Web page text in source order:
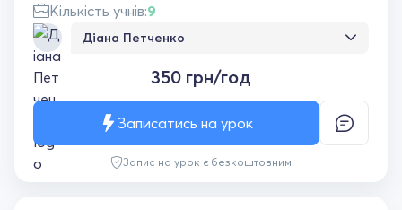
Кількість учнів:9
Діана Петченко
Вчитель пояснює доступно й робить
350 грн/год
Запис на урок є безкоштовним
Записатись на урок